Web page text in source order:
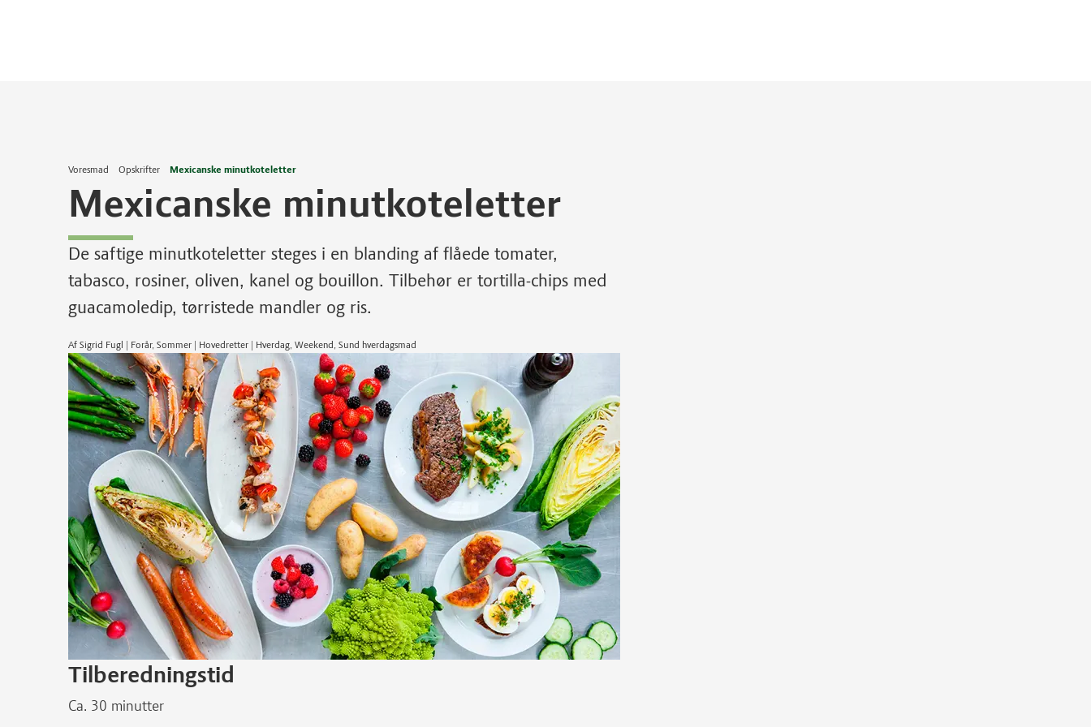
Voresmad Opskrifter Mexicanske minutkoteletter
Mexicanske minutkoteletter
De saftige minutkoteletter steges i en blanding af flåede tomater,
tabasco, rosiner, oliven, kanel og bouillon. Tilbehør er tortilla-chips med
guacamoledip, tørristede mandler og ris.
Af Sigrid Fugl | Forår, Sommer | Hovedretter | Hverdag, Weekend, Sund hverdagsmad
Tilberedningstid
Ca. 30 minutter